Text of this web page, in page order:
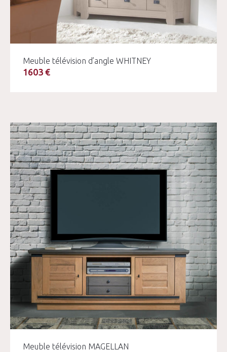
Meuble télévision d’angle WHITNEY
1603 €
Meuble télévision MAGELLAN